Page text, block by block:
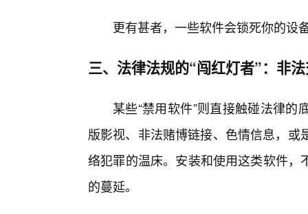
更有甚者，一些软件会锁死你的设
三、法律法规的“闯红灯者”：非
某些“禁用软件”则直接触碰法律
版影视、非法赌博链接、色情信息，
络犯罪的温床。安装和使用这类软件
的蔓延。